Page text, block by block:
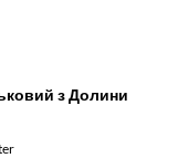
з Долини